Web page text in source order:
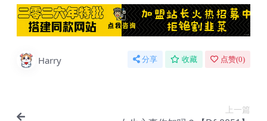
Harry 分享 收藏 点赞(0)
上一篇